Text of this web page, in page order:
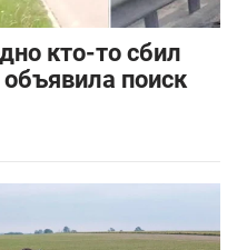
кто-то сбил
поиск